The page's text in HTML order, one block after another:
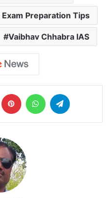
Exam Preparation Tips
Vaibhav Chhabra IAS
LinkedIn PinterestWhatsApp